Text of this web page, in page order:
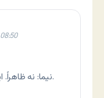
نیما: نه ظاهراً. اینجا هم ندیدمش هنوز.